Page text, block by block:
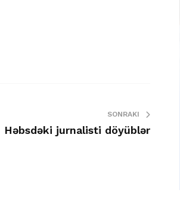
SONRAKI
Həbsdəki jurnalisti döyüblər